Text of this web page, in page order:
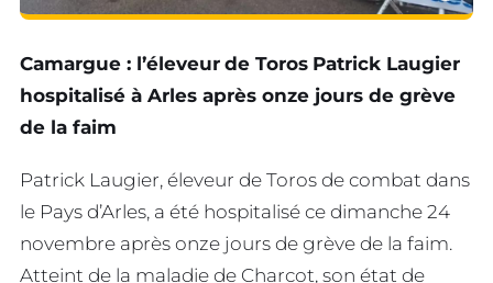
Camargue : l’éleveur de Toros Patrick Laugier
hospitalisé à Arles après onze jours de grève
de la faim
Patrick Laugier, éleveur de Toros de combat dans
le Pays d’Arles, a été hospitalisé ce dimanche 24
novembre après onze jours de grève de la faim.
Atteint de la maladie de Charcot, son état de